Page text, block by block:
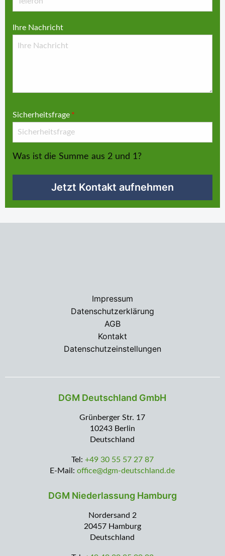
Ihre Nachricht
Sicherheitsfrage *
Was ist die Summe aus 2 und 1?
Jetzt Kontakt aufnehmen
Impressum
Datenschutzerklärung
AGB
Kontakt
Datenschutzeinstellungen
DGM Deutschland GmbH
Grünberger Str. 17
10243 Berlin
Deutschland
Tel: +49 30 55 57 27 87
E-Mail:office@dgm-deutschland.de
DGM Niederlassung Hamburg
Nordersand 2
20457 Hamburg
Deutschland